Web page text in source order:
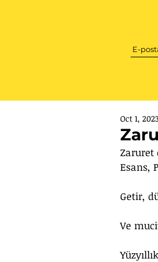
Oct 1,
Zaruret
Esans,
Getir,
Ve